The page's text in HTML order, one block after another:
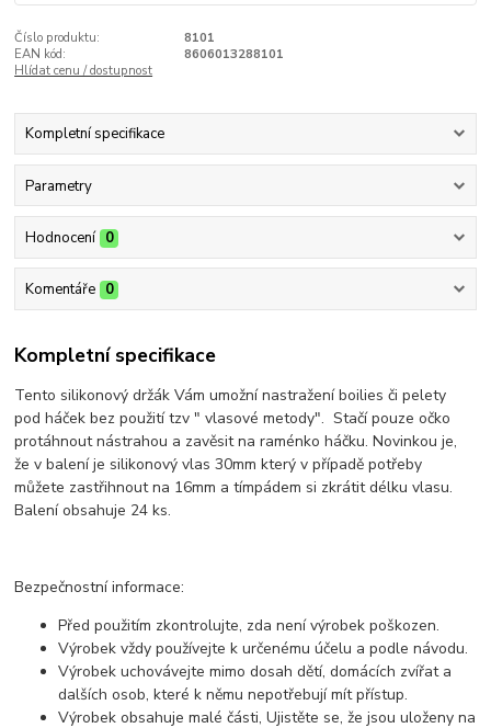
Číslo produktu:
8101
EAN kód:
8606013288101
Hlídat cenu / dostupnost
Kompletní specifikace
Parametry
Hodnocení 0
Komentáře 0
Kompletní specifikace
Tento silikonový držák Vám umožní nastražení boilies či pelety
pod háček bez použití tzv " vlasové metody". Stačí pouze očko
protáhnout nástrahou a zavěsit na raménko háčku. Novinkou je,
že v balení je silikonový vlas 30mm který v případě potřeby
můžete zastřihnout na 16mm a tímpádem si zkrátit délku vlasu.
Balení obsahuje 24 ks.
Bezpečnostní informace:
Před použitím zkontrolujte, zda není výrobek poškozen.
Výrobek vždy používejte k určenému účelu a podle návodu.
Výrobek uchovávejte mimo dosah dětí, domácích zvířat a
dalších osob, které k němu nepotřebují mít přístup.
Výrobek obsahuje malé části, Ujistěte se, že jsou uloženy na